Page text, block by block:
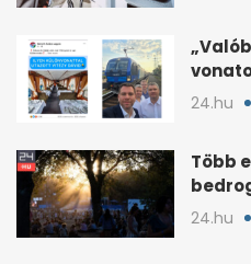
24.hu
Több
24.hu